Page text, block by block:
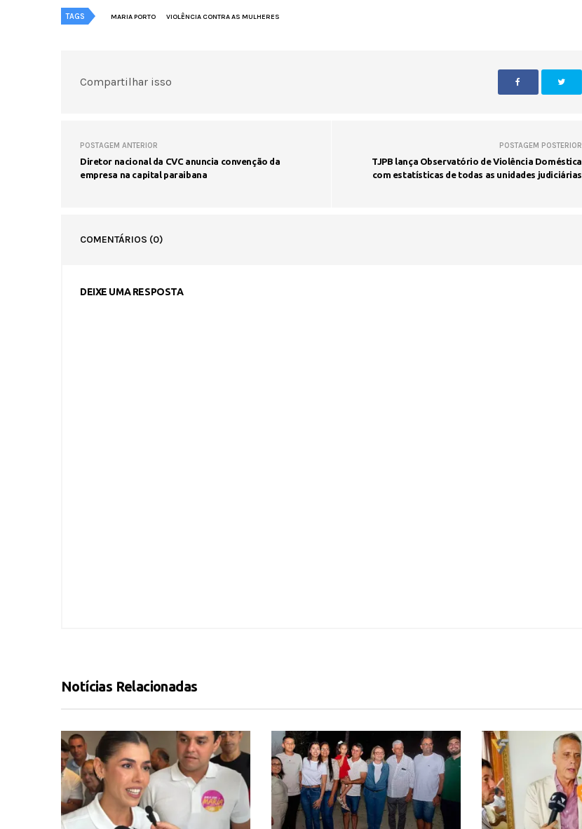
TAGS MARIA PORTO VIOLÊNCIA CONTRA AS MULHERES
Compartilhar isso
POSTAGEM ANTERIOR
Diretor nacional da CVC anuncia convenção da
empresa na capital paraibana
POSTAGEM POSTERIOR
TJPB lança Observatório de Violência Doméstica
com estatísticas de todas as unidades judiciárias
COMENTÁRIOS (0)
DEIXE UMA RESPOSTA
Notícias Relacionadas